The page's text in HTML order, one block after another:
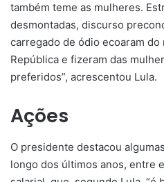
também teme as mulheres.
desmontadas, discurso
carregado de ódio ecoaram do
República e fizeram das
preferidos”, acrescentou Lula.
Ações
O presidente destacou
longo dos últimos anos, entre